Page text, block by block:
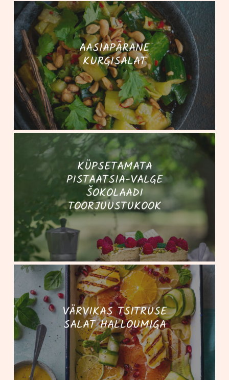
AASIAPÄRANE
KURGISALAT
KÜPSETAMATA
PISTAATSIA-VALGE
ŠOKOLAADI
TOORJUUSTUKOOK
VÄRVIKAS TSITRUSE
SALAT HALLOUMIGA